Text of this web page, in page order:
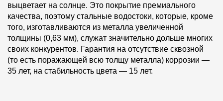
выцветает на солнце. Это покрытие премиального
качества, поэтому стальные водостоки, которые, кроме
того, изготавливаются из металла увеличенной
толщины (0,63 мм), служат значительно дольше многих
своих конкурентов. Гарантия на отсутствие сквозной
(то есть поражающей всю толщу металла) коррозии —
35 лет, на стабильность цвета — 15 лет.